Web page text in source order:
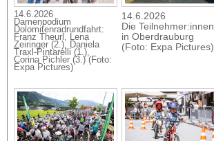
14.6.2026
Damenpodium
Dolomitenradrundfahrt:
Franz Theurl, Lena
Zeiringer (2.), Daniela
Traxl-Pintarelli (1.),
Corina Pichler (3.) (Foto:
Expa Pictures)
14.6.2026
Die Teilnehmer:innen
in Oberdrauburg
(Foto: Expa Pictures)